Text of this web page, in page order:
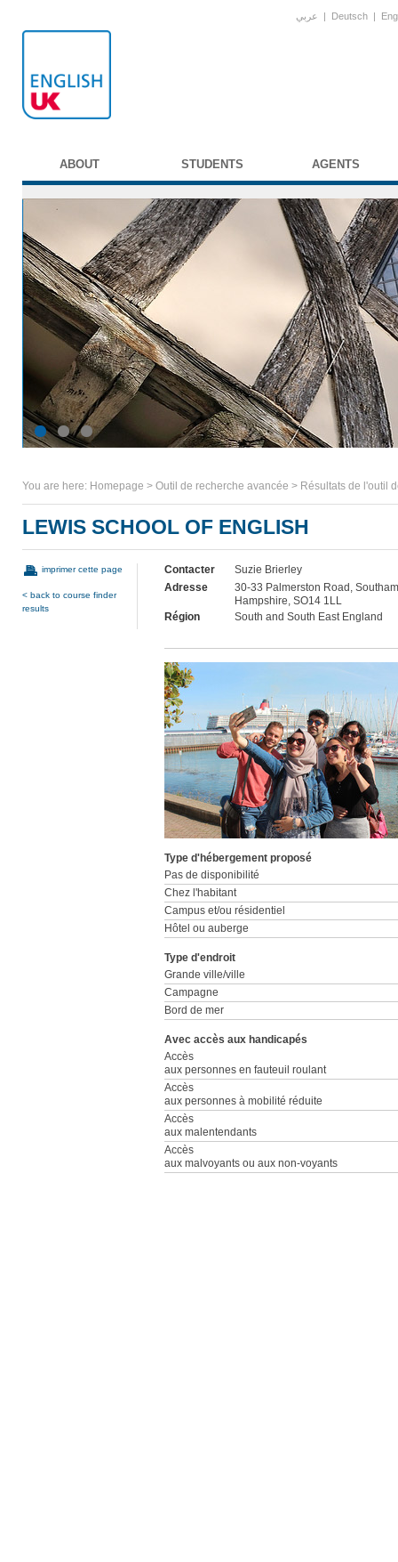
عربي | Deutsch |
ABOUT STUDENTS AGENTS
You are here: Homepage > Outil de recherche avancée > Résultats de l'outil
LEWIS SCHOOL OF ENGLISH
imprimer cette page
< back to course finder
results
Contacter
Suzie Brierley
Adresse
30-33 Palmerston Road,
Hampshire, SO14 1LL
Région
South and South East England
Type d'hébergement proposé
Pas de disponibilité
Chez l'habitant
Campus et/ou résidentiel
Hôtel ou auberge
Type d'endroit
Grande ville/ville
Campagne
Bord de mer
Avec accès aux handicapés
Accès
aux personnes en fauteuil roulant
Accès
aux personnes à mobilité réduite
Accès
aux malentendants
Accès
aux malvoyants ou aux non-voyants